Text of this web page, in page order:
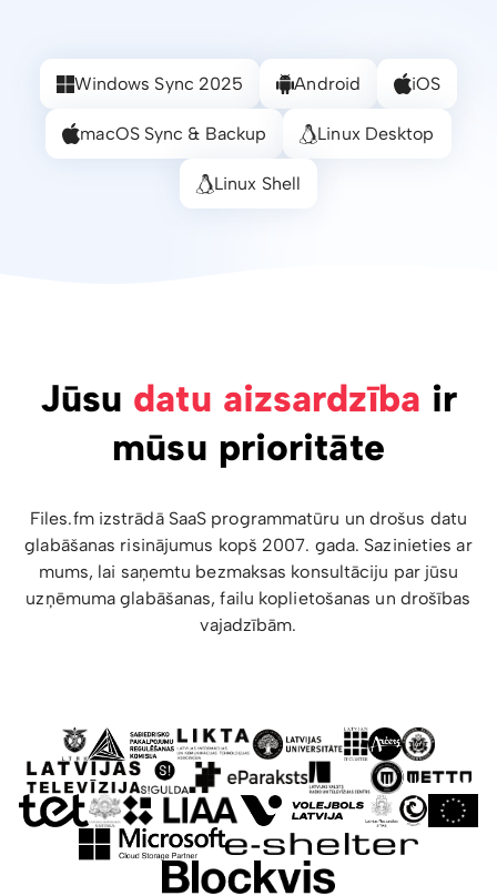
Windows Sync 2025 Android iOS
macOS Sync & Backup Linux Desktop
Linux Shell
Jūsu datu aizsardzība ir
mūsu prioritāte
Files.fm izstrādā SaaS programmatūru un drošus datu
glabāšanas risinājumus kopš 2007. gada. Sazinieties ar
mums, lai saņemtu bezmaksas konsultāciju par jūsu
uzņēmuma glabāšanas, failu koplietošanas un drošības
vajadzībām.